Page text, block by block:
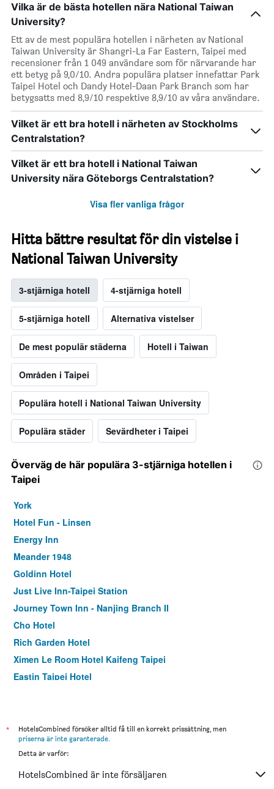
Vilka är de bästa hotellen nära National Taiwan
University?
Ett av de mest populära hotellen i närheten av National
Taiwan University är Shangri-La Far Eastern, Taipei med
recensioner från 1 049 användare som för närvarande har
ett betyg på 9,0/10. Andra populära platser innefattar Park
Taipei Hotel och Dandy Hotel-Daan Park Branch som har
betygsatts med 8,9/10 respektive 8,9/10 av våra användare.
Vilket är ett bra hotell i närheten av Stockholms
Centralstation?
Vilket är ett bra hotell i National Taiwan
University nära Göteborgs Centralstation?
Visa fler vanliga frågor
Hitta bättre resultat för din vistelse i
National Taiwan University
3-stjärniga hotell 4-stjärniga hotell
5-stjärniga hotell Alternativa vistelser
De mest populär städerna Hotell i Taiwan
Områden i Taipei
Populära hotell i National Taiwan University
Populära städer Sevärdheter i Taipei
Överväg de här populära 3-stjärniga hotellen i
Taipei
York
Hotel Fun - Linsen
Energy Inn
Meander 1948
Goldinn Hotel
Just Live Inn-Taipei Station
Journey Town Inn - Nanjing Branch II
Cho Hotel
Rich Garden Hotel
Ximen Le Room Hotel Kaifeng Taipei
Eastin Taipei Hotel
Nys Loft Hotel - Hostel
Via Hotel Taipei Station
Tokyo International Hotel
*
HotelsCombined försöker alltid få till en korrekt prissättning, men
priserna är inte garanterade.
Detta är varför:
HotelsCombined är inte försäljaren